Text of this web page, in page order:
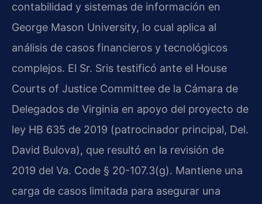
contabilidad y sistemas de información en
George Mason University, lo cual aplica al
análisis de casos financieros y tecnológicos
complejos. El Sr. Sris testificó ante el House
Courts of Justice Committee de la Cámara de
Delegados de Virginia en apoyo del proyecto de
ley HB 635 de 2019 (patrocinador principal, Del.
David Bulova), que resultó en la revisión de
2019 del Va. Code § 20-107.3(g). Mantiene una
carga de casos limitada para asegurar una